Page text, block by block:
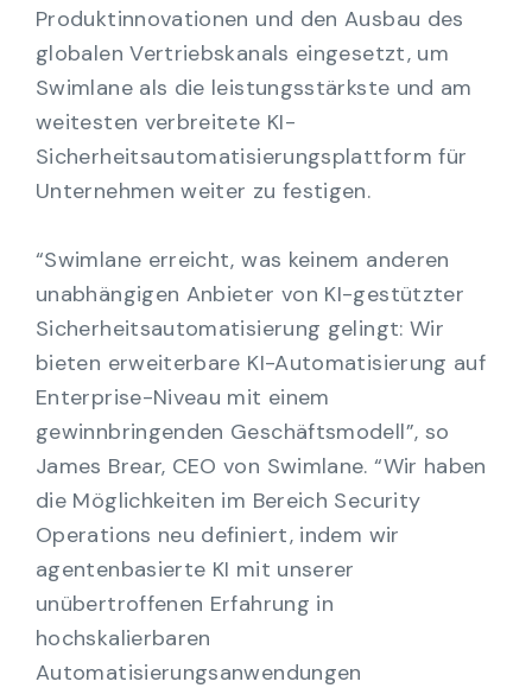
Produktinnovationen und den Ausbau des
globalen Vertriebskanals eingesetzt, um
Swimlane als die leistungsstärkste und am
weitesten verbreitete KI-
Sicherheitsautomatisierungsplattform für
Unternehmen weiter zu festigen.
“Swimlane erreicht, was keinem anderen
unabhängigen Anbieter von KI-gestützter
Sicherheitsautomatisierung gelingt: Wir
bieten erweiterbare KI-Automatisierung auf
Enterprise-Niveau mit einem
gewinnbringenden Geschäftsmodell”, so
James Brear, CEO von Swimlane. “Wir haben
die Möglichkeiten im Bereich Security
Operations neu definiert, indem wir
agentenbasierte KI mit unserer
unübertroffenen Erfahrung in
hochskalierbaren
Automatisierungsanwendungen